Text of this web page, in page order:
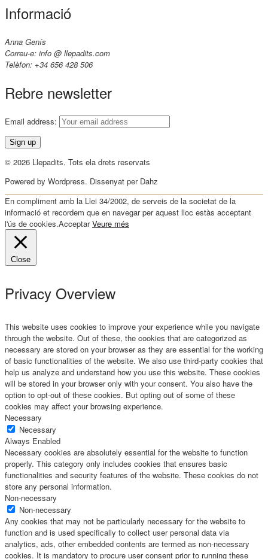
Informació
Anna Genís
Correu-e: info @ llepadits.com
Telèfon: +34 656 428 506
Rebre newsletter
Email address:
© 2026 Llepadits. Tots ela drets reservats
Powered by Wordpress. Dissenyat per Dahz
En compliment amb la Llei 34/2002, de serveis de la societat de la
informació et recordem que en navegar per aquest lloc estàs acceptant
l'ús de cookies.Acceptar Veure més
Close
Privacy Overview
This website uses cookies to improve your experience while you navigate
through the website. Out of these, the cookies that are categorized as
necessary are stored on your browser as they are essential for the working
of basic functionalities of the website. We also use third-party cookies that
help us analyze and understand how you use this website. These cookies
will be stored in your browser only with your consent. You also have the
option to opt-out of these cookies. But opting out of some of these
cookies may affect your browsing experience.
Necessary
Necessary
Always Enabled
Necessary cookies are absolutely essential for the website to function
properly. This category only includes cookies that ensures basic
functionalities and security features of the website. These cookies do not
store any personal information.
Non-necessary
Non-necessary
Any cookies that may not be particularly necessary for the website to
function and is used specifically to collect user personal data via
analytics, ads, other embedded contents are termed as non-necessary
cookies. It is mandatory to procure user consent prior to running these